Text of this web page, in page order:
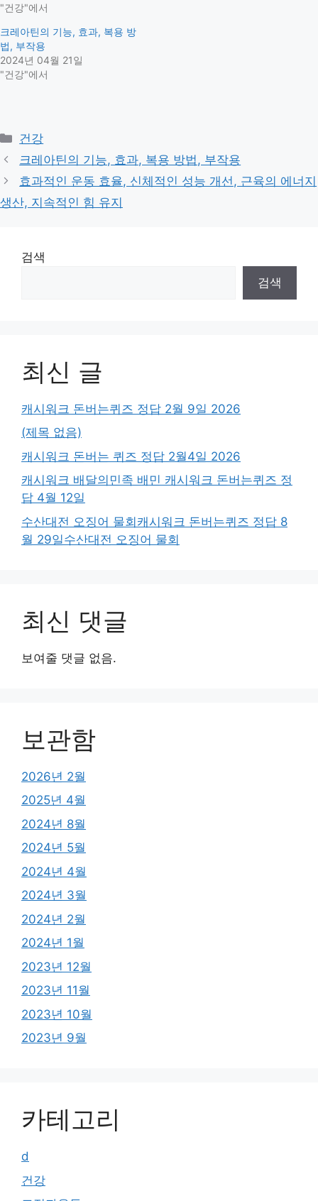
"건강"에서
크레아틴의 기능, 효과, 복용 방
법, 부작용
2024년 04월 21일
"건강"에서
Categories
건강
크레아틴의 기능, 효과, 복용 방법, 부작용
효과적인 운동 효율, 신체적인 성능 개선, 근육의 에너지
생산, 지속적인 힘 유지
검색
검색
최신 글
캐시워크 돈버는퀴즈 정답 2월 9일 2026
(제목 없음)
캐시워크 돈버는 퀴즈 정답 2월4일 2026
캐시워크 배달의민족 배민 캐시워크 돈버는퀴즈 정
답 4월 12일
수산대전 오징어 물회캐시워크 돈버는퀴즈 정답 8
월 29일수산대전 오징어 물회
최신 댓글
보여줄 댓글 없음.
보관함
2026년 2월
2025년 4월
2024년 8월
2024년 5월
2024년 4월
2024년 3월
2024년 2월
2024년 1월
2023년 12월
2023년 11월
2023년 10월
2023년 9월
카테고리
d
건강